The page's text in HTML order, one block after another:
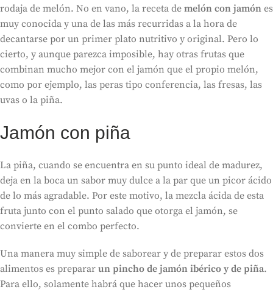
rodaja de melón. No en vano, la receta de melón con jamón es
muy conocida y una de las más recurridas a la hora de
decantarse por un primer plato nutritivo y original. Pero lo
cierto, y aunque parezca imposible, hay otras frutas que
combinan mucho mejor con el jamón que el propio melón,
como por ejemplo, las peras tipo conferencia, las fresas, las
uvas o la piña.
Jamón con piña
La piña, cuando se encuentra en su punto ideal de madurez,
deja en la boca un sabor muy dulce a la par que un picor ácido
de lo más agradable. Por este motivo, la mezcla ácida de esta
fruta junto con el punto salado que otorga el jamón, se
convierte en el combo perfecto.
Una manera muy simple de saborear y de preparar estos dos
alimentos es preparar un pincho de jamón ibérico y de piña.
Para ello, solamente habrá que hacer unos pequeños